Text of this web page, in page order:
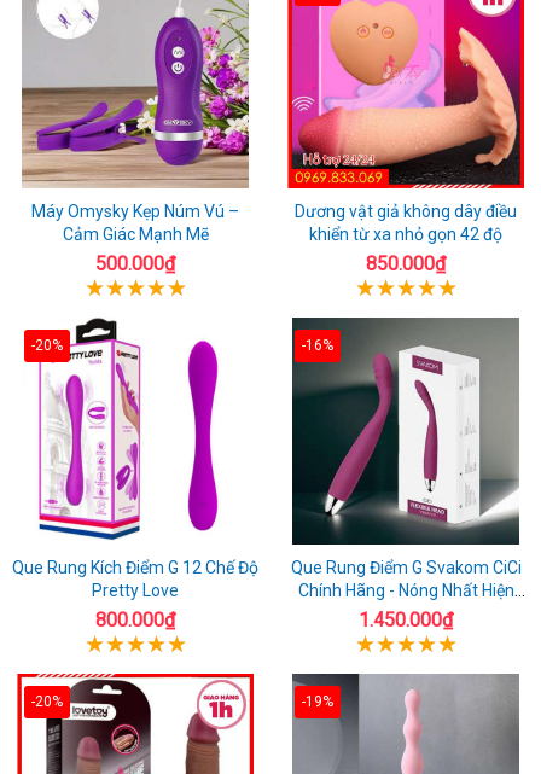
Máy Omysky Kẹp Núm Vú –
Cảm Giác Mạnh Mẽ
500.000₫
Dương vật giả không dây điều
khiển từ xa nhỏ gọn 42 độ
850.000₫
-20%
Que Rung Kích Điểm G 12 Chế Độ
Pretty Love
800.000₫
-16%
Que Rung Điểm G Svakom CiCi
Chính Hãng - Nóng Nhất Hiện
Nay
1.450.000₫
-20% -19%